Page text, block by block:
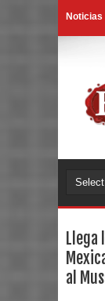
Noticias
Llega
al